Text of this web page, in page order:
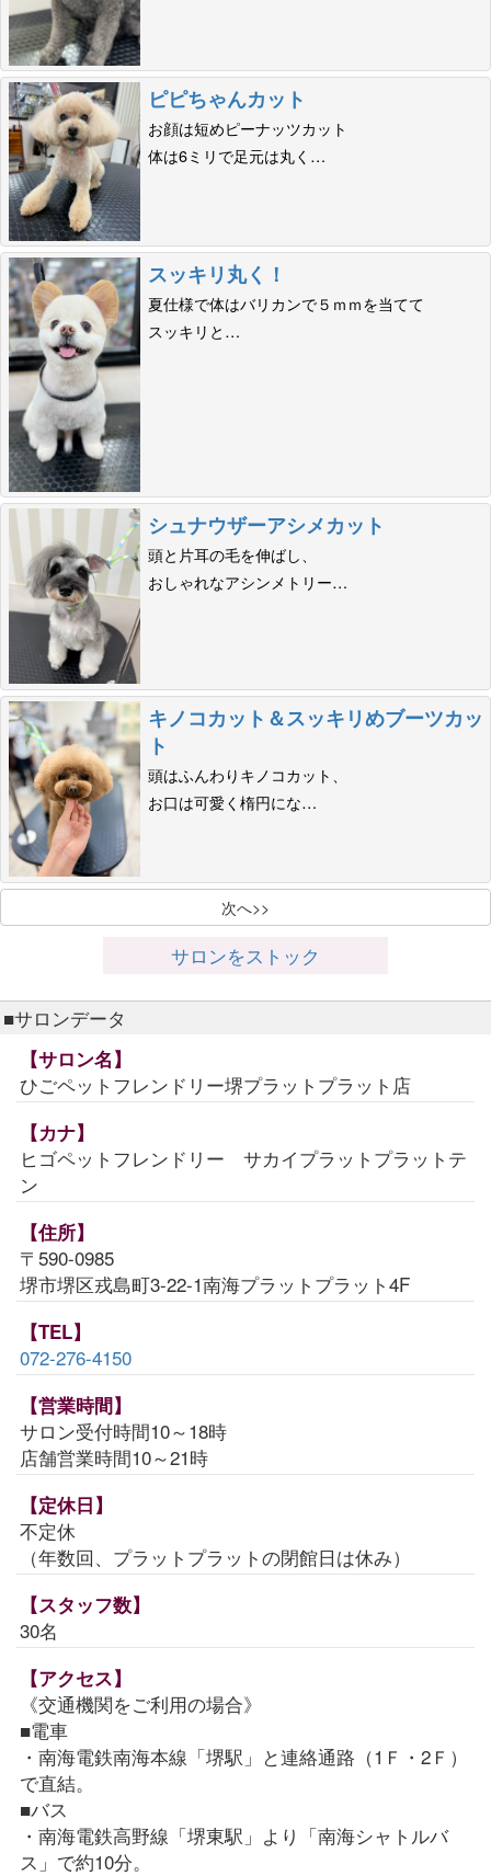
ピピちゃんカット
お顔は短めピーナッツカット
体は6ミリで足元は丸く…
スッキリ丸く！
夏仕様で体はバリカンで５ｍｍを当てて
スッキリと…
シュナウザーアシメカット
頭と片耳の毛を伸ばし、
おしゃれなアシンメトリー…
キノコカット＆スッキリめブーツカッ
ト
頭はふんわりキノコカット、
お口は可愛く楕円にな…
次へ>>
サロンをストック
■サロンデータ
【サロン名】
ひごペットフレンドリー堺プラットプラット店
【カナ】
ヒゴペットフレンドリー サカイプラットプラットテ
ン
【住所】
〒590-0985
堺市堺区戎島町3-22-1南海プラットプラット4F
【TEL】
072-276-4150
【営業時間】
サロン受付時間10～18時
店舗営業時間10～21時
【定休日】
不定休
（年数回、プラットプラットの閉館日は休み）
【スタッフ数】
30名
【アクセス】
《交通機関をご利用の場合》
■電車
・南海電鉄南海本線「堺駅」と連絡通路（1Ｆ・2Ｆ）
で直結。
■バス
・南海電鉄高野線「堺東駅」より「南海シャトルバ
ス」で約10分。